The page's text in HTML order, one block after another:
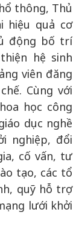
thông, Thủ
hiệu quả cơ
động bố trí
hệ sinh
viên đăng
Cùng với
học công
dục nghề
nghiệp, đổi
cố vấn, tư
tạo, các tổ
quỹ hỗ trợ
lưới khởi